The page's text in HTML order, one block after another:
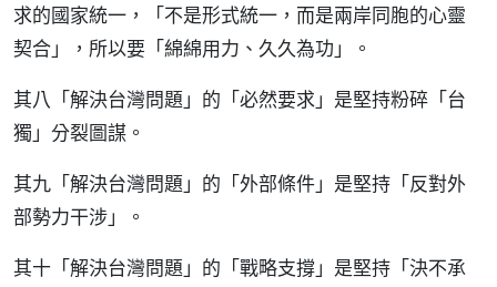
求的國家統一，「不是形式統一，而是兩岸同胞的心靈
契合」，所以要「綿綿用力、久久為功」。
其八「解決台灣問題」的「必然要求」是堅持粉碎「台
獨」分裂圖謀。
其九「解決台灣問題」的「外部條件」是堅持「反對外
部勢力干涉」。
其十「解決台灣問題」的「戰略支撐」是堅持「決不承